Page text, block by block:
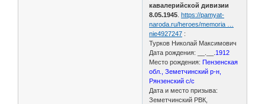
кавалерийской дивизии
8.05.1945 .https://pamyat-
naroda.ru/heroes/memoria …
nie4927247 :
Турков Николай Максимович
Дата рождения: __.__. 1912
Место рождения:Пензенская
обл., Земетчинский р-н,
Рянзенский с/с
Дата и место призыва:
Земетчинский РВК,